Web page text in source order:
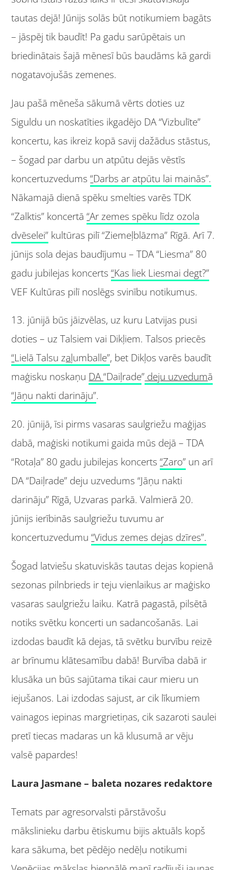
tautas dejā! Jūnijs solās būt notikumiem bagāts
– jāspēj tik baudīt! Pa gadu sarūpētais un
briedinātais šajā mēnesī būs baudāms kā gardi
nogatavojušās zemenes.
Jau pašā mēneša sākumā vērts doties uz
Siguldu un noskatīties ikgadējo DA “Vizbulīte”
koncertu, kas ikreiz kopā savij dažādus stāstus,
– šogad par darbu un atpūtu dejās vēstīs
koncertuzvedums“Darbs ar atpūtu lai mainās”.
Nākamajā dienā spēku smelties varēs TDK
“Zalktis” koncertā“Ar zemes spēku līdz ozola
dvēselei” kultūras pilī “Ziemeļblāzma” Rīgā. Arī 7.
jūnijs sola dejas baudījumu – TDA “Liesma” 80
gadu jubilejas koncerts“Kas liek Liesmai degt?”
VEF Kultūras pilī noslēgs svinību notikumus.
13. jūnijā būs jāizvēlas, uz kuru Latvijas pusi
doties – uz Talsiem vai Dikļiem. Talsos priecēs
“Lielā Talsu zaļumballe”, bet Dikļos varēs baudīt
maģisku noskaņu DA“Daiļrade” deju uzvedumā
“Jāņu nakti darināju”.
20. jūnijā, īsi pirms vasaras saulgriežu maģijas
dabā, maģiski notikumi gaida mūs dejā – TDA
“Rotaļa” 80 gadu jubilejas koncerts“Zaro” un arī
DA “Daiļrade” deju uzvedums “Jāņu nakti
darināju” Rīgā, Uzvaras parkā. Valmierā 20.
jūnijs ierībinās saulgriežu tuvumu ar
koncertuzvedumu“Vidus zemes dejas dzīres”.
Šogad latviešu skatuviskās tautas dejas kopienā
sezonas pilnbrieds ir teju vienlaikus ar maģisko
vasaras saulgriežu laiku. Katrā pagastā, pilsētā
notiks svētku koncerti un sadancošanās. Lai
izdodas baudīt kā dejas, tā svētku burvību reizē
ar brīnumu klātesamību dabā! Burvība dabā ir
klusāka un būs sajūtama tikai caur mieru un
iejušanos. Lai izdodas sajust, ar cik līkumiem
vainagos iepinas margrietiņas, cik sazaroti saulei
pretī tiecas madaras un kā klusumā ar vēju
valsē papardes!
Laura Jasmane – baleta nozares redaktore
Temats par agresorvalsti pārstāvošu
mākslinieku darbu ētiskumu bijis aktuāls kopš
kara sākuma, bet pēdējo nedēļu notikumi